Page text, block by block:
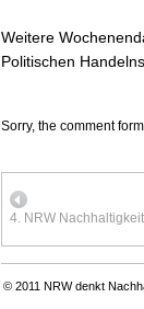
Weitere
Politischen
Sorry, the comment
4. NRW
© 2011 NRW denkt